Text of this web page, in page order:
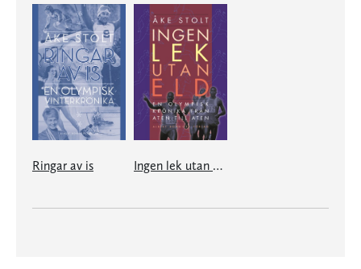
Ringar av is Ingen lek utan eld